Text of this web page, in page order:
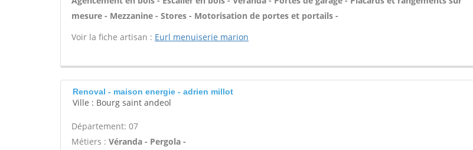
mesure - Mezzanine - Stores - Motorisation de portes et portails -
Voir la fiche artisan : Eurl menuiserie marion
Renoval - maison energie - adrien millot
Ville : Bourg saint andeol
Département: 07
Métiers : Véranda - Pergola -